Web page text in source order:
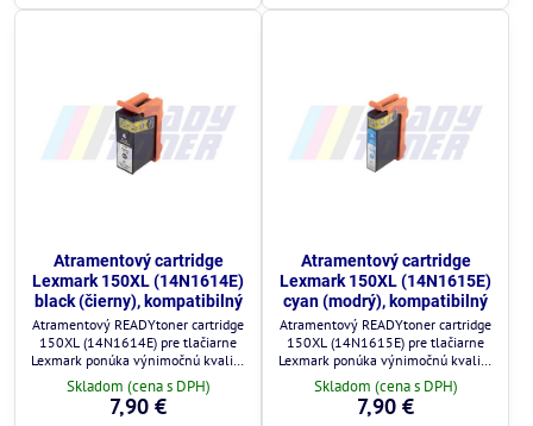
Atramentový cartridge
Lexmark 150XL (14N1614E)
black (čierny), kompatibilný
Atramentový READYtoner cartridge
150XL (14N1614E) pre tlačiarne
Lexmark ponúka výnimočnú kvalitu
za zlomok ceny.
Skladom (cena s DPH)
7,90 €
Atramentový cartridge
Lexmark 150XL (14N1615E)
cyan (modrý), kompatibilný
Atramentový READYtoner cartridge
150XL (14N1615E) pre tlačiarne
Lexmark ponúka výnimočnú kvalitu
za zlomok ceny.
Skladom (cena s DPH)
7,90 €